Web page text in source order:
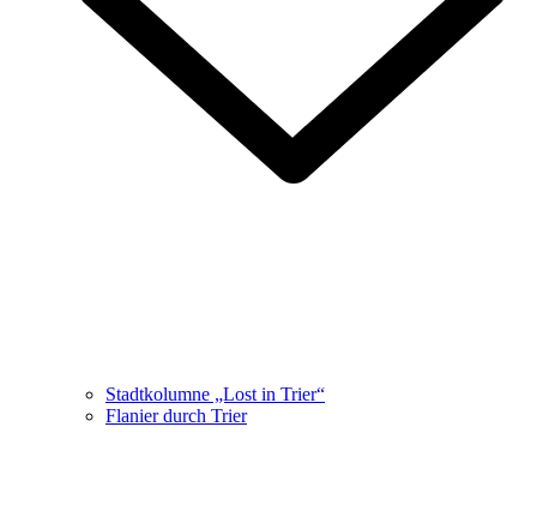
Stadtkolumne „Lost in Trier“
Flanier durch Trier